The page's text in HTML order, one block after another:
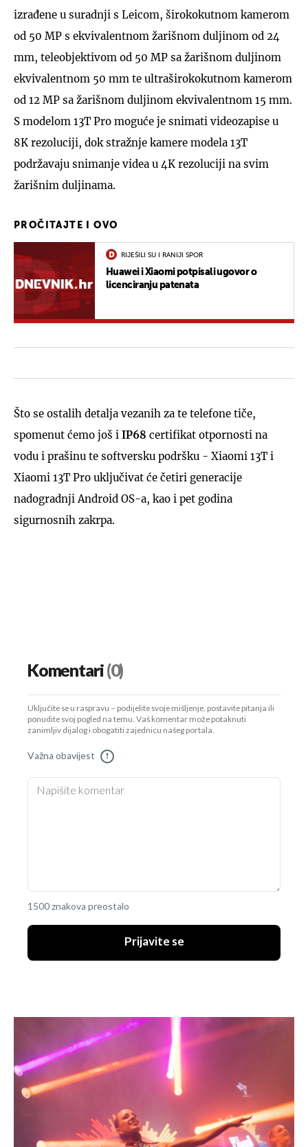
izrađene u suradnji s Leicom, širokokutnom kamerom
od 50 MP s ekvivalentnom žarišnom duljinom od 24
mm, teleobjektivom od 50 MP sa žarišnom duljinom
ekvivalentnom 50 mm te ultraširokokutnom kamerom
od 12 MP sa žarišnom duljinom ekvivalentnom 15 mm.
S modelom 13T Pro moguće je snimati videozapise u
8K rezoluciji, dok stražnje kamere modela 13T
podržavaju snimanje videa u 4K rezoluciji na svim
žarišnim duljinama.
PROČITAJTE I OVO
RIJEŠILI SU I RANIJI SPOR
Huawei i Xiaomi potpisali ugovor o
licenciranju patenata
Što se ostalih detalja vezanih za te telefone tiče,
spomenut ćemo još i IP68 certifikat otpornosti na
vodu i prašinu te softversku podršku - Xiaomi 13T i
Xiaomi 13T Pro uključivat će četiri generacije
nadogradnji Android OS-a, kao i pet godina
sigurnosnih zakrpa.
Komentari(0)
Uključite se u raspravu – podijelite svoje mišljenje, postavite pitanja ili
ponudite svoj pogled na temu. Vaš komentar može potaknuti
zanimljiv dijalog i obogatiti zajednicu našeg portala.
Važna obavijest !
1500 znakova preostalo
Prijavite se